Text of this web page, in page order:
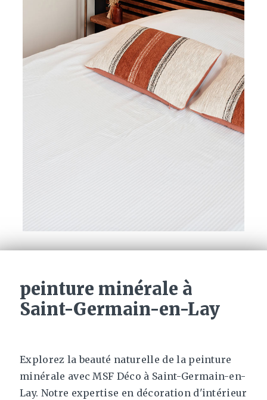
peinture minérale à
Saint-Germain-en-Lay
Explorez la beauté naturelle de la peinture
minérale avec MSF Déco à Saint-Germain-en-
Lay. Notre expertise en décoration d'intérieur